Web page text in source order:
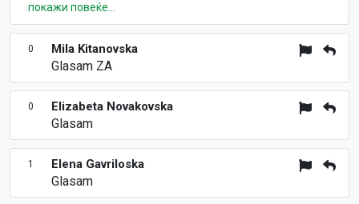
покажи повеќе...
0 Mila Kitanovska
Glasam ZA
0 Elizabeta Novakovska
Glasam
1 Elena Gavriloska
Glasam